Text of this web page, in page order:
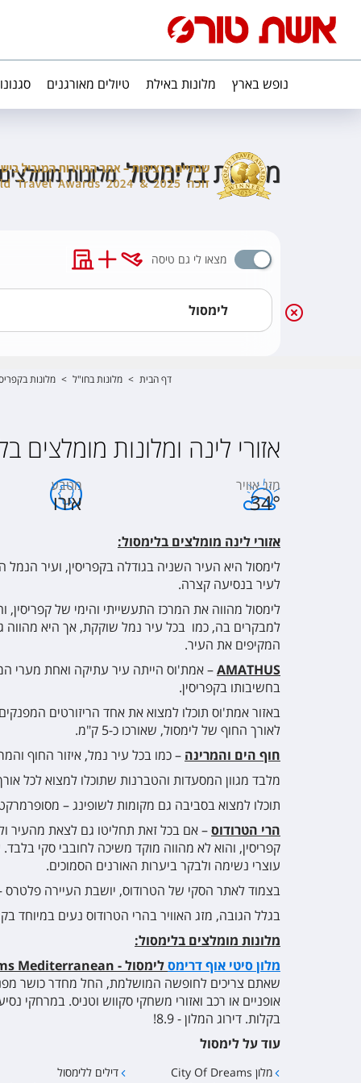
נופש בארץ מלונות באילת טיולים מאורגנים
מלונות בלימסול מלונות
מצאו לי גם טיסה
דף הבית > מלונות בחו"ל > מלונות
אזורי לינה ומלונות מומלצים
מזג אוויר
34°
מטבע
אירו
אזורי לינה מומלצים בלימסול:
לימסול היא העיר השניה בגודלה בקפריסין, ועיר
לעיר בנסיעה קצרה.
למבקרים בה, כמו בכל עיר נמל שוקקת, אך היא מהווה גם
המקיפים את העיר.
AMATHUS– אמת'וס הייתה עיר עתיקה ואחת מערי
בחשיבותו בקפריסין.
באזור אמת'וס תוכלו למצוא את אחד הריזורטים
לאורך החוף של לימסול, שאורכו כ-5 ק"מ.
חוף הים והמרינה – כמו בכל עיר נמל, איזור החוף
מלבד מגוון המסעדות והטברנות שתוכלו למצוא לכל
תוכלו למצוא בסביבה גם מקומות לשופינג –
הרי הטרודוס– אם בכל זאת תחליטו גם לצאת מהעיר
קפריסין, והוא לא מהווה מוקד משיכה לחובבי סקי בלבד.
עוצרי נשימה ולבקר ביערות האורנים הסמוכים.
בצמוד לאתר הסקי של הטרודוס, יושבת העיירה
בגלל הגובה, מזג האוויר בהרי הטרודוס נעים במיוחד
מלונות מומלצים בלימסול:
מלון סיטי אוף דרימסלימסול - City of Dreams Mediterranean
שאתם צריכים לחופשה המושלמת, החל מחדר כושר
אופניים או רכב ואזורי משחקי סקווש וטניס. במרחקי
בקלות. דירוג המלון - 8.9!
עוד על לימסול
מלון City Of Dreams דילים ללימסול